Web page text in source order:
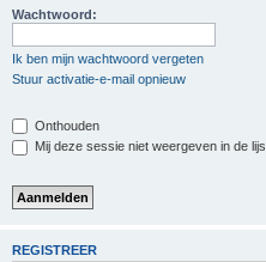
Wachtwoord:
Ik ben mijn wachtwoord vergeten
Stuur activatie-e-mail opnieuw
Onthouden
Mij deze sessie niet weergeven in de
REGISTREER